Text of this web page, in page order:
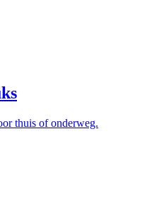
thuis of onderweg.